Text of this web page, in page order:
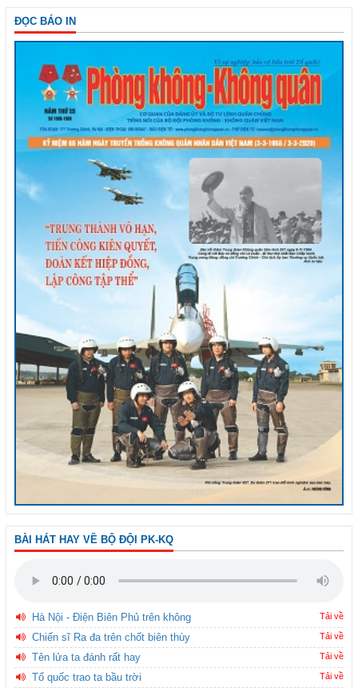
ĐỌC BÁO IN
BÀI HÁT HAY VỀ BỘ ĐỘI PK-KQ
Hà Nội - Điện Biên Phủ trên không Tải về
Chiến sĩ Ra đa trên chốt biên thùy Tải về
Tên lửa ta đánh rất hay Tải về
Tổ quốc trao ta bầu trời Tải về